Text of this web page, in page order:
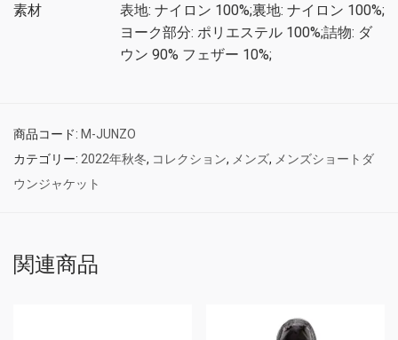
素材
表地: ナイロン 100%;裏地: ナイロン 100%;
ヨーク部分: ポリエステル 100%;詰物: ダ
ウン 90% フェザー 10%;
商品コード: M-JUNZO
カテゴリー: 2022年秋冬, コレクション, メンズ, メンズショートダ
ウンジャケット
関連商品